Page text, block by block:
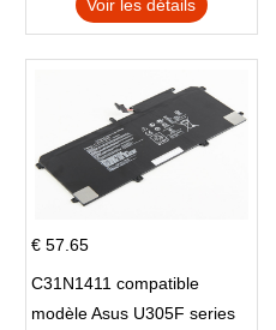
Voir les détails
€ 57.65
C31N1411 compatible
modèle Asus U305F series